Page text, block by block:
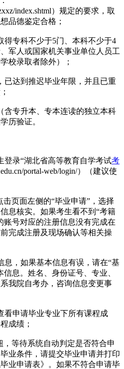
index.shtml）规定的要求，取
品德鉴定合格；
得专科不少于5门、本科不少于4
军人或国家机关事业单位人员工
校录取者除外）；
已达到推迟毕业年限，并且已重
含专升本、专本连读的独立本科
历验证。
登录“湖北省高等教育自学考试考
portal-web/login/）（建议使
击页面左侧的“毕业申请”，选择
息核实。如果考生看不到“考籍
账号对应的注册信息没有完成在
完成注册及现场确认等相关操
息，如果基本信息有误，请在“基
息。姓名、身份证号、专业、
我院自考办，咨询信息变更事
看申请毕业专业下所有课程成
成绩；
，等待系统自动判定是否符合申
业条件，请提交毕业申请并打印
业申请表》。如果不符合申请毕